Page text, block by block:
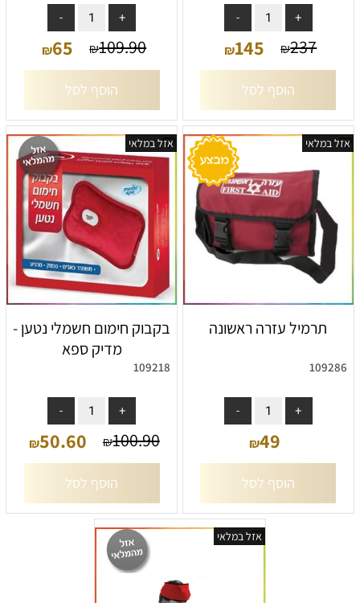
₪237
₪145
הוסף לסל
₪109.90
₪65
הוסף לסל
אזל במלאי
תרמיל עזרה ראשונה
109286
₪49
הוסף לסל
אזל במלאי
בקבוק חימום חשמלי נטען -
מדיק ספא
109218
₪100.90
₪50.60
הוסף לסל
אזל במלאי